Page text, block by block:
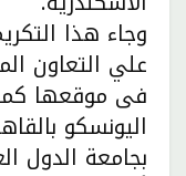
وجاء هذا
علي التعاون
فى موقعها
اليونسكو
بجامعة الدول